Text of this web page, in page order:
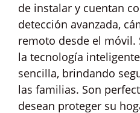
de instalar y cuentan
detección avanzada,
remoto desde el móvil.
la tecnología
sencilla, brindando
las familias. Son
desean proteger su